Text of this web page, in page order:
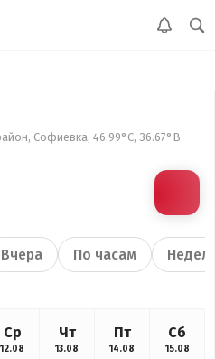
Софиевка, 46.99°С, 36.67°В
Вчера По часам
Ср
12.08
Чт
13.08
Пт
14.08
Сб
15.08